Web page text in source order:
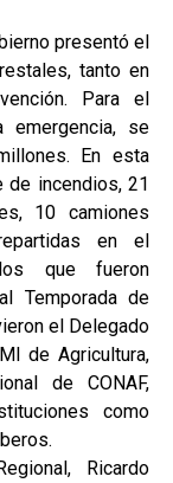
presentó el
tanto en
Para el
emergencia, se
En esta
de incendios, 21
10 camiones
en el
que fueron
Temporada de
el Delegado
de Agricultura,
de CONAF,
como
Ricardo